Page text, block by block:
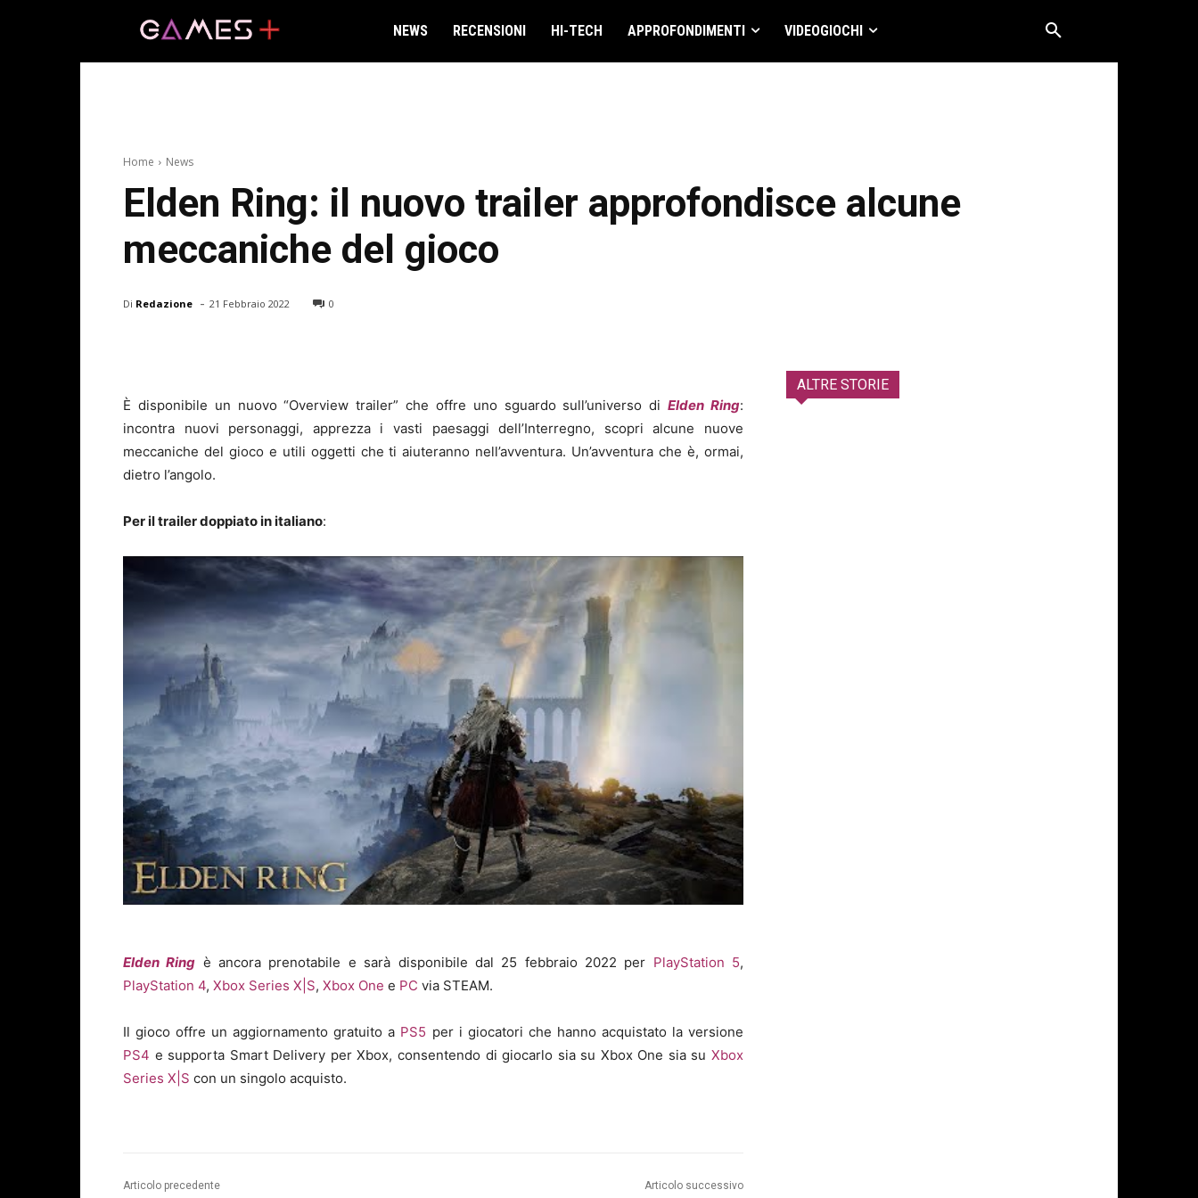
NEWS RECENSIONI HI-TECH APPROFONDIMENTI VIDEOGIOCHI
Home News
Elden Ring: il nuovo trailer approfondisce alcune
meccaniche del gioco
Di Redazione - 21 Febbraio 2022 0
È disponibile un nuovo “Overview trailer” che offre uno sguardo sull’universo diElden Ring:
incontra nuovi personaggi, apprezza i vasti paesaggi dell’Interregno, scopri alcune nuove
meccaniche del gioco e utili oggetti che ti aiuteranno nell’avventura. Un’avventura che è, ormai,
dietro l’angolo.
Per il trailer doppiato in italiano:
Elden Ring è ancora prenotabile e sarà disponibile dal 25 febbraio 2022 per PlayStation 5,
PlayStation 4, Xbox Series X|S, Xbox One e PC via STEAM.
Il gioco offre un aggiornamento gratuito a PS5 per i giocatori che hanno acquistato la versione
PS4 e supporta Smart Delivery per Xbox, consentendo di giocarlo sia su Xbox One sia su Xbox
Series X|S con un singolo acquisto.
Articolo precedente Articolo successivo
ALTRE STORIE